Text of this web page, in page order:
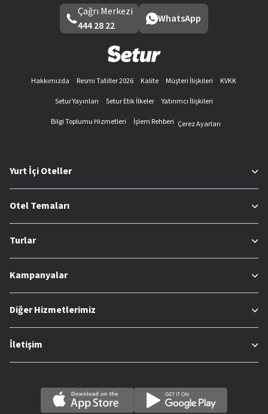
Çağrı Merkezi
444 28 22
WhatsApp
Hakkımızda Resmi Tatiller 2026 Kalite Müşteri İlişkileri
KVKK
Setur Yayınları
Setur Etik İlkeler
Yatırımcı İlişkileri
Bilgi Toplumu Hizmetleri
İşlem Rehberi Çerez Ayarları
Yurt İçi Oteller
Otel Temaları
Turlar
Kampanyalar
Diğer Hizmetlerimiz
İletişim